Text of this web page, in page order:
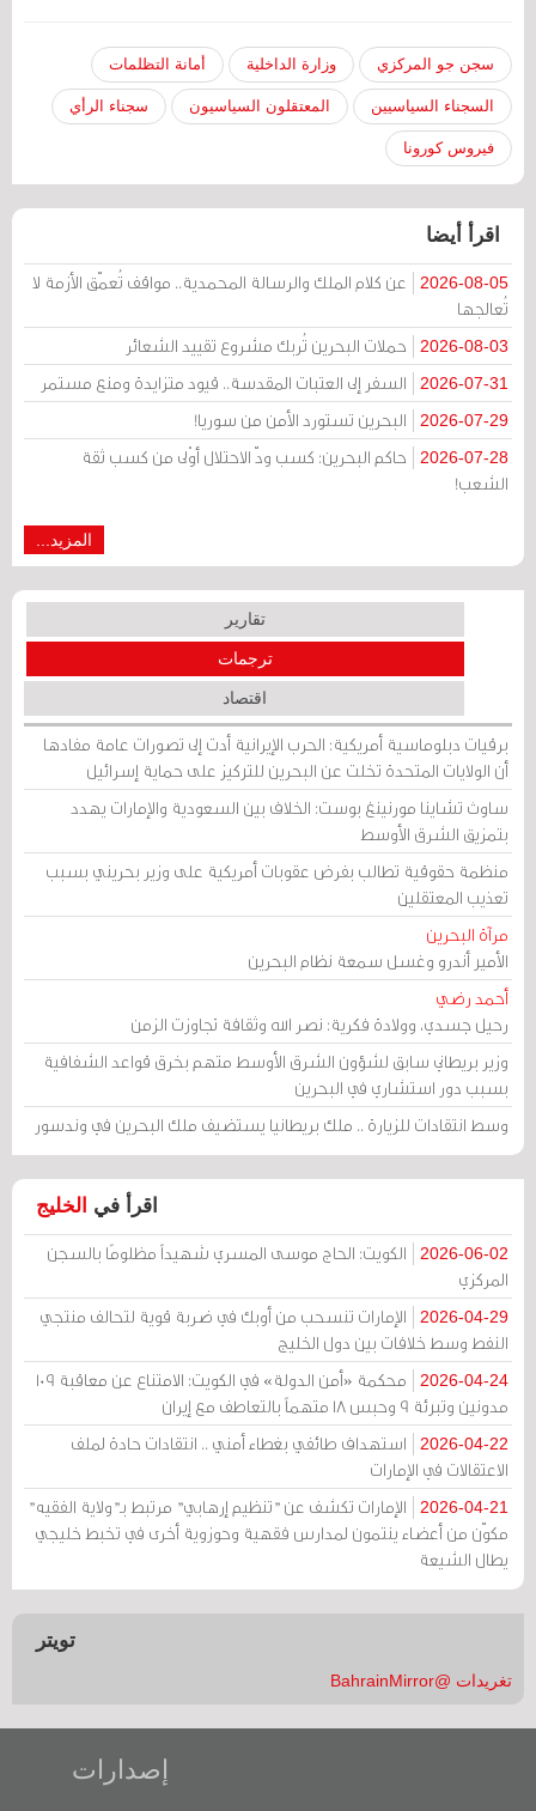
سجن جو المركزي وزارة الداخلية أمانة التظلمات
السجناء السياسيين المعتقلون السياسيون سجناء الرأي
فيروس كورونا
اقرأ أيضا
2026-08-05
عن كلام الملك والرسالة المحمدية.. مواقف تُعمّق الأزمة لا
تُعالجها
2026-08-03 حملات البحرين تُربك مشروع تقييد الشعائر
2026-07-31 السفر إلى العتبات المقدسة.. قيود متزايدة ومنع مستمر
2026-07-29 البحرين تستورد الأمن من سوريا!
2026-07-28
حاكم البحرين: كسب ودّ الاحتلال أوْلى من كسب ثقة
الشعب!
المزيد...
تقارير
ترجمات
اقتصاد
برقيات دبلوماسية أمريكية: الحرب الإيرانية أدت إلى تصورات عامة مفادها
أن الولايات المتحدة تخلت عن البحرين للتركيز على حماية إسرائيل
ساوث تشاينا مورنينغ بوست: الخلاف بين السعودية والإمارات يهدد
بتمزيق الشرق الأوسط
منظمة حقوقية تطالب بفرض عقوبات أمريكية على وزير بحريني بسبب
تعذيب المعتقلين
مرآة البحرين
الأمير أندرو وغسل سمعة نظام البحرين
أحمد رضي
رحيل جسدي، وولادة فكرية: نصر الله وثقافة تجاوزت الزمن
وزير بريطاني سابق لشؤون الشرق الأوسط متهم بخرق قواعد الشفافية
بسبب دور استشاري في البحرين
وسط انتقادات للزيارة .. ملك بريطانيا يستضيف ملك البحرين في وندسور
اقرأ في الخليج
2026-06-02
الكويت: الحاج موسى المسري شهيداً مظلومًا بالسجن
المركزي
2026-04-29
الإمارات تنسحب من أوبك في ضربة قوية لتحالف منتجي
النفط وسط خلافات بين دول الخليج
2026-04-24
محكمة «أمن الدولة» في الكويت: الامتناع عن معاقبة 109
مدونين وتبرئة 9 وحبس 18 متهماً بالتعاطف مع إيران
2026-04-22
استهداف طائفي بغطاء أمني .. انتقادات حادة لملف
الاعتقالات في الإمارات
2026-04-21
الإمارات تكشف عن "تنظيم إرهابي" مرتبط بـ"ولاية الفقيه"
مكوّن من أعضاء ينتمون لمدارس فقهية وحوزوية أخرى في تخبط خليجي
يطال الشيعة
تويتر
تغريدات @BahrainMirror
إصدارات